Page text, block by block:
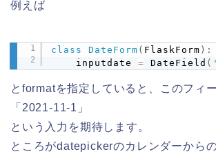
例えば
class DateForm ( FlaskForm ) :
    inputdate
= DateField (
とformatを指定していると、このフィ
「2021-11-1」
という入力を期待します。
ところがdatepickerのカレンダーから